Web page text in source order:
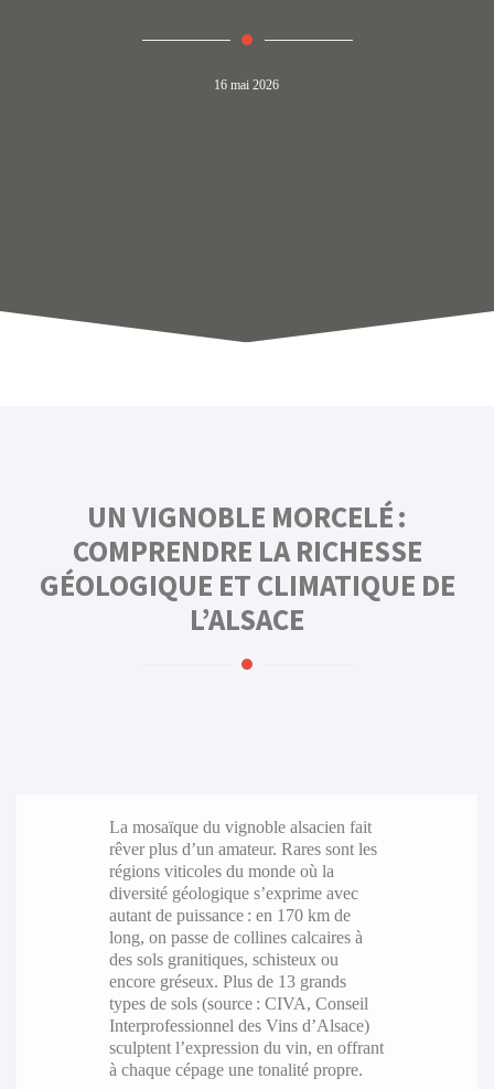
16 mai 2026
UN VIGNOBLE MORCELÉ :
COMPRENDRE LA RICHESSE
GÉOLOGIQUE ET CLIMATIQUE DE
L’ALSACE
La mosaïque du vignoble alsacien fait
rêver plus d’un amateur. Rares sont les
régions viticoles du monde où la
diversité géologique s’exprime avec
autant de puissance : en 170 km de
long, on passe de collines calcaires à
des sols granitiques, schisteux ou
encore gréseux. Plus de 13 grands
types de sols (source : CIVA, Conseil
Interprofessionnel des Vins d’Alsace)
sculptent l’expression du vin, en offrant
à chaque cépage une tonalité propre.